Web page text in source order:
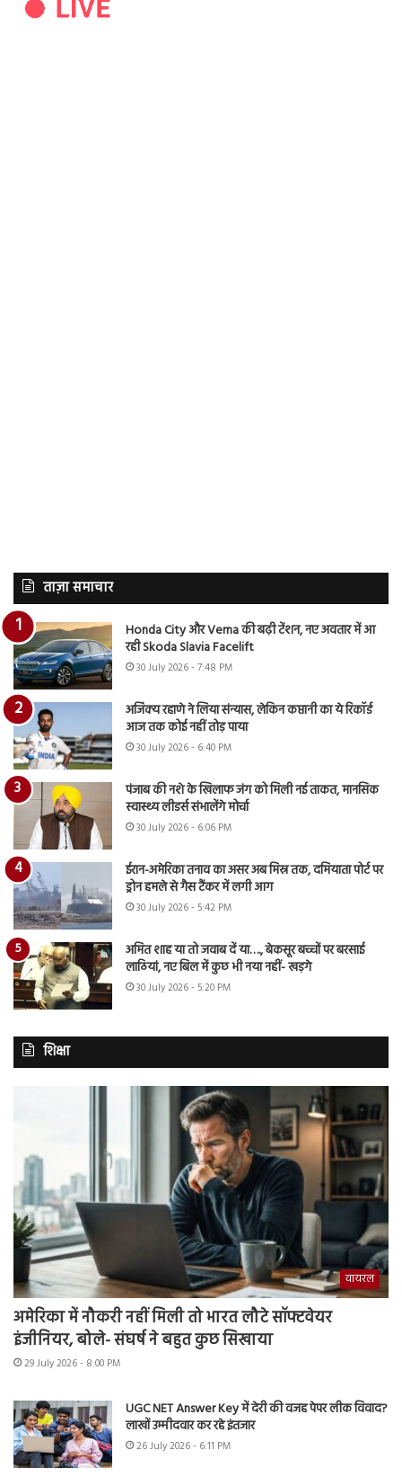
ताज़ा समाचार
Honda City और Verna की बढ़ी टेंशन, नए अवतार में आ
रही Skoda Slavia Facelift
30 July 2026 - 7:48 PM
अजिंक्य रहाणे ने लिया संन्यास, लेकिन कप्तानी का ये रिकॉर्ड
आज तक कोई नहीं तोड़ पाया
30 July 2026 - 6:40 PM
पंजाब की नशे के खिलाफ जंग को मिली नई ताकत, मानसिक
स्वास्थ्य लीडर्स संभालेंगे मोर्चा
30 July 2026 - 6:06 PM
ईरान-अमेरिका तनाव का असर अब मिस्र तक, दमियाता पोर्ट पर
ड्रोन हमले से गैस टैंकर में लगी आग
30 July 2026 - 5:42 PM
अमित शाह या तो जवाब दें या…., बेकसूर बच्चों पर बरसाई
लाठियां, नए बिल में कुछ भी नया नहीं- खड़गे
30 July 2026 - 5:20 PM
शिक्षा
वायरल
अमेरिका में नौकरी नहीं मिली तो भारत लौटे सॉफ्टवेयर
इंजीनियर, बोले- संघर्ष ने बहुत कुछ सिखाया
29 July 2026 - 8:00 PM
UGC NET Answer Key में देरी की वजह पेपर लीक विवाद?
लाखों उम्मीदवार कर रहे इंतजार
26 July 2026 - 6:11 PM